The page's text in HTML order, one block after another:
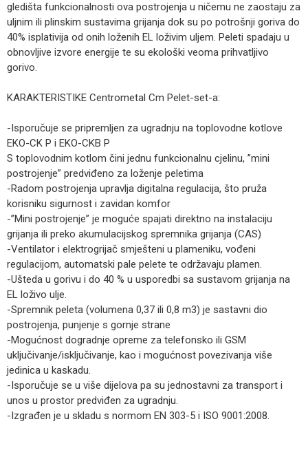
gledišta funkcionalnosti ova postrojenja u ničemu ne zaostaju za
uljnim ili plinskim sustavima grijanja dok su po potrošnji goriva do
40% isplativija od onih loženih EL loživim uljem. Peleti spadaju u
obnovljive izvore energije te su ekološki veoma prihvatljivo
gorivo.
KARAKTERISTIKE Centrometal Cm Pelet-set-a:
-Isporučuje se pripremljen za ugradnju na toplovodne kotlove
EKO-CK P i EKO-CKB P
S toplovodnim kotlom čini jednu funkcionalnu cjelinu, ”mini
postrojenje” predviđeno za loženje peletima
-Radom postrojenja upravlja digitalna regulacija, što pruža
korisniku sigurnost i zavidan komfor
-”Mini postrojenje” je moguće spajati direktno na instalaciju
grijanja ili preko akumulacijskog spremnika grijanja (CAS)
-Ventilator i elektrogrijač smješteni u plameniku, vođeni
regulacijom, automatski pale pelete te održavaju plamen.
-Ušteda u gorivu i do 40 % u usporedbi sa sustavom grijanja na
EL loživo ulje.
-Spremnik peleta (volumena 0,37 ili 0,8 m3) je sastavni dio
postrojenja, punjenje s gornje strane
-Mogućnost dogradnje opreme za telefonsko ili GSM
uključivanje/isključivanje, kao i mogućnost povezivanja više
jedinica u kaskadu.
-Isporučuje se u više dijelova pa su jednostavni za transport i
unos u prostor predviđen za ugradnju.
-Izgrađen je u skladu s normom EN 303-5 i ISO 9001:2008.